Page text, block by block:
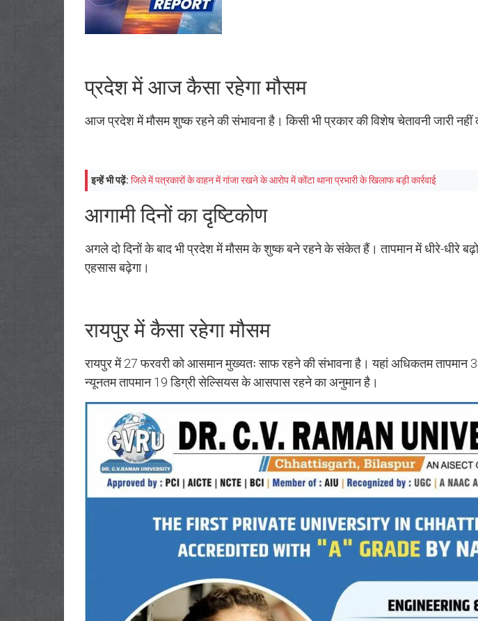
प्रदेश में आज कैसा रहेगा मौसम
आज प्रदेश में मौसम शुष्क रहने की संभावना है। किसी भी प्रकार की विशेष चेतावनी जारी नहीं
इन्हें भी पढ़ें: जिले में पत्रकारों के वाहन में गांजा रखने के आरोप में कोंटा थाना प्रभारी के खिलाफ बड़ी कार्रवाई
आगामी दिनों का दृष्टिकोण
अगले दो दिनों के बाद भी प्रदेश में मौसम के शुष्क बने रहने के संकेत हैं। तापमान में धीरे-धीरे
एहसास बढ़ेगा।
रायपुर में कैसा रहेगा मौसम
रायपुर में 27 फरवरी को आसमान मुख्यतः साफ रहने की संभावना है। यहां अधिकतम तापमान
न्यूनतम तापमान 19 डिग्री सेल्सियस के आसपास रहने का अनुमान है।